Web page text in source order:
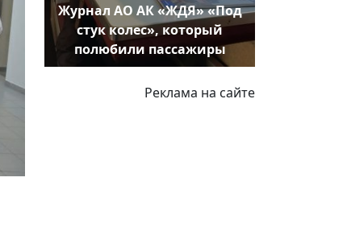
Журнал АО АК «ЖДЯ» «Под
стук колес», который
полюбили пассажиры
Реклама на сайте